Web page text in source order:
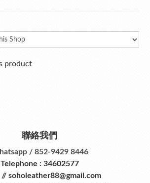
product
聯絡我們
/ 852-9429 8446
Telephone : 34602577
// soholeather88@gmail.com